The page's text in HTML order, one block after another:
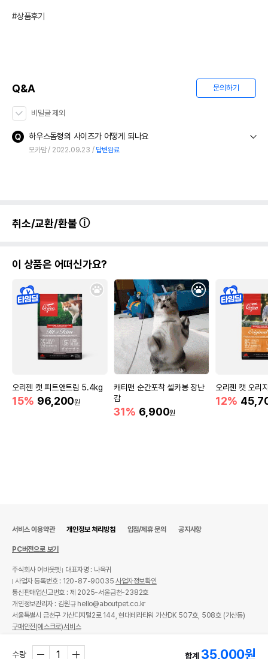
#상품후기
Q&A 문의하기
비밀글 제외
하우스돔형의 사이즈가 어떻게 되나요
모카맘 2022.09.23 답변완료
취소/교환/환불
이 상품은 어떠신가요?
오리젠 캣 피트앤트림 5.4kg
15% 96,200원
캐티맨 순간포착 셀카봉 장난
감
31% 6,900원
오리젠 캣 오리
12%
수량 합계 35,000원
서비스 이용약관 개인정보 처리방침 입점/제휴 문의 공지사항
PC버전으로 보기
주식회사 어바웃펫
대표자명 : 나옥귀
사업자 등록번호 : 120-87-90035사업자정보확인
통신판매업신고번호 : 제 2025-서울금천-2382호
개인정보관리자 : 김원규 hello@aboutpet.co.kr
서울특별시 금천구 가산디지털2로 144, 현대테라타워 가산DK 507호, 508호 (가산동)
구매안전(에스크로)서비스